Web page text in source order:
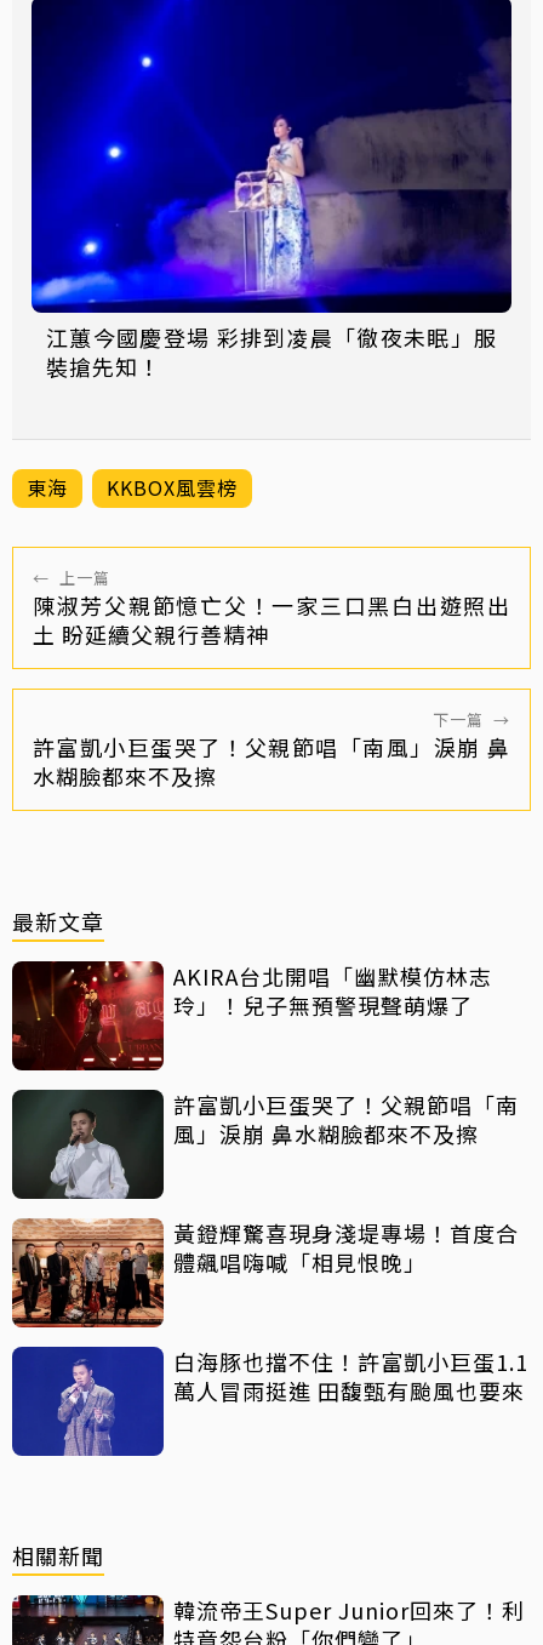
江蕙今國慶登場 彩排到凌晨「徹夜未眠」服
裝搶先知！
東海 KKBOX風雲榜
← 上一篇
陳淑芳父親節憶亡父！一家三口黑白出遊照出
土 盼延續父親行善精神
下一篇 →
許富凱小巨蛋哭了！父親節唱「南風」淚崩 鼻
水糊臉都來不及擦
最新文章
AKIRA台北開唱「幽默模仿林志
玲」！兒子無預警現聲萌爆了
許富凱小巨蛋哭了！父親節唱「南
風」淚崩 鼻水糊臉都來不及擦
黃鐙輝驚喜現身淺堤專場！首度合
體飆唱嗨喊「相見恨晚」
白海豚也擋不住！許富凱小巨蛋1.1
萬人冒雨挺進 田馥甄有颱風也要來
相關新聞
韓流帝王Super Junior回來了！利